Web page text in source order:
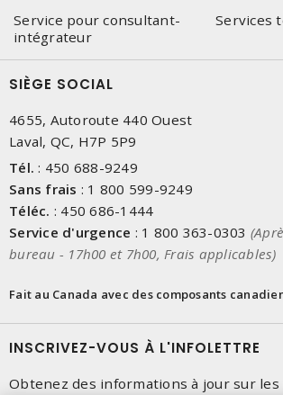
Service pour consultant-
intégrateur
Services
SIÈGE SOCIAL
4655, Autoroute 440 Ouest
Laval, QC, H7P 5P9
Tél. : 450 688-9249
Sans frais : 1 800 599-9249
Téléc. : 450 686-1444
Service d'urgence : 1 800 363-0303
bureau - 17h00 et 7h00, Frais applicables)
Fait au Canada avec des composants
INSCRIVEZ-VOUS À L'INFOLETTRE
Obtenez des informations à jour sur les